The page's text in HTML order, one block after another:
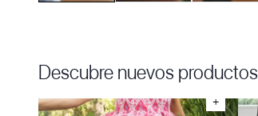
Descubre nuevos productos
+